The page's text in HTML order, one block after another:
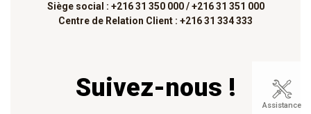
Siège social : +216 31 350 000 / +216 31 351 000
Centre de Relation Client : +216 31 334 333
Suivez-nous !
Assistance